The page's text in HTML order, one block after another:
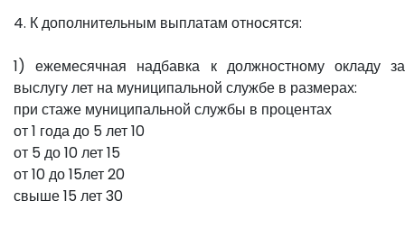
4. К дополнительным выплатам относятся:
1) ежемесячная надбавка к должностному окладу за
выслугу лет на муниципальной службе в размерах:
при стаже муниципальной службы в процентах
от 1 года до 5 лет 10
от 5 до 10 лет 15
от 10 до 15лет 20
свыше 15 лет 30